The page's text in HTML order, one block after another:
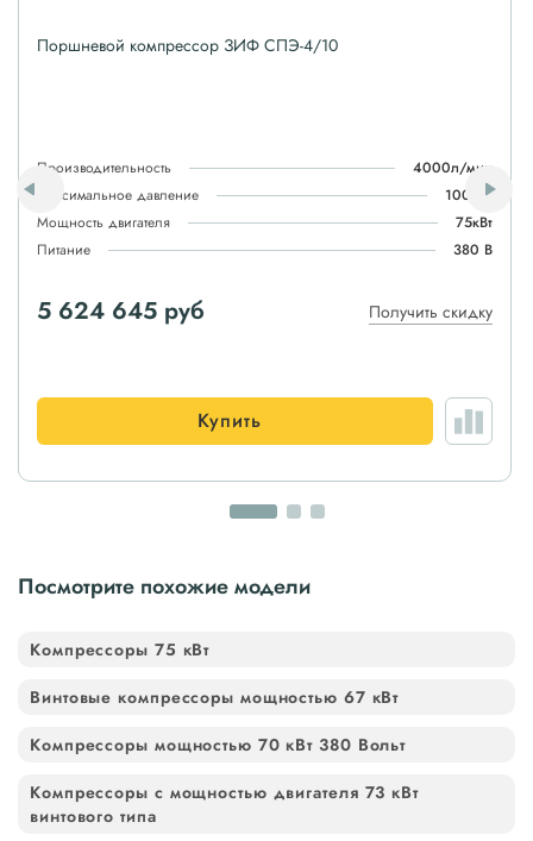
Поршневой компрессор ЗИФ СПЭ-4/10
Производительность
4000л/мин
Максимальное давление
100атм
Мощность двигателя
75кВт
Питание
380 В
5 624 645 руб Получить скидку
Купить
Посмотрите похожие модели
Компрессоры 75 кВт
Винтовые компрессоры мощностью 67 кВт
Компрессоры мощностью 70 кВт 380 Вольт
Компрессоры с мощностью двигателя 73 кВт
винтового типа